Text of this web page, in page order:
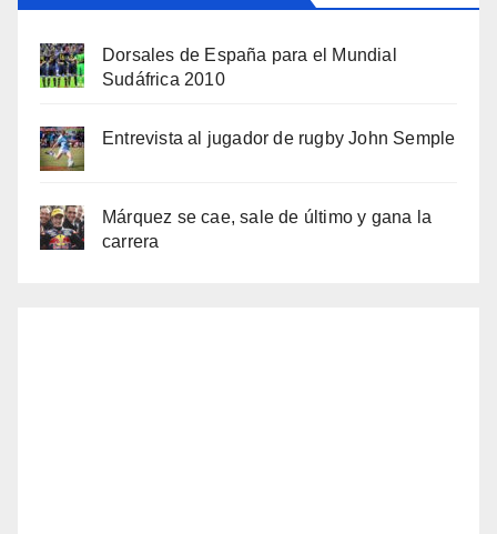
Dorsales de España para el Mundial
Sudáfrica 2010
Entrevista al jugador de rugby John Semple
Márquez se cae, sale de último y gana la
carrera